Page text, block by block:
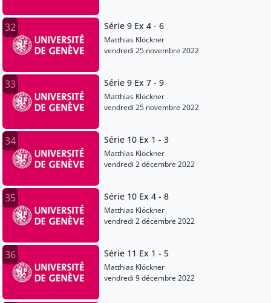
32 Série 9 Ex 4 - 6
Matthias Klöckner
vendredi 25 novembre 2022
33 Série 9 Ex 7 - 9
Matthias Klöckner
vendredi 25 novembre 2022
34 Série 10 Ex 1 - 3
Matthias Klöckner
vendredi 2 décembre 2022
35 Série 10 Ex 4 - 8
Matthias Klöckner
vendredi 2 décembre 2022
36 Série 11 Ex 1 - 5
Matthias Klöckner
vendredi 9 décembre 2022